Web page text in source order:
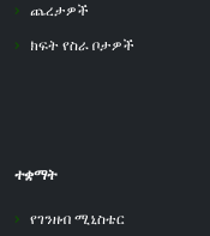
ጨረታዎች
ክፍት የስራ ቦታዎች
ተቋማት
የገንዘብ ሚኒስቴር